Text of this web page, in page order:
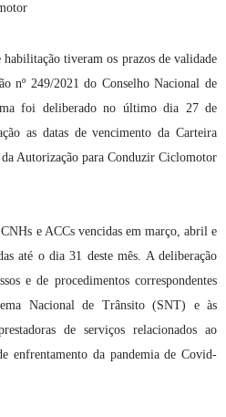
tiveram os prazos de validade
nº 249/2021 do Conselho Nacional de
foi deliberado no último dia 27 de
as datas de vencimento da Carteira
Autorização para Conduzir Ciclomotor
e ACCs vencidas em março, abril e
até o dia 31 deste mês. A deliberação
e de procedimentos correspondentes
Nacional de Trânsito (SNT) e às
de serviços relacionados ao
enfrentamento da pandemia de Covid-